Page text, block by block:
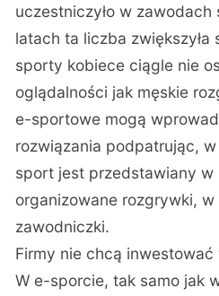
uczestniczyło w
latach ta liczba zwiększyła
sporty kobiece ciągle nie
oglądalności jak męskie
e-sportowe mogą
rozwiązania podpatrując,
sport jest przedstawiany w
organizowane rozgrywki,
zawodniczki.
Firmy nie chcą
W e-sporcie, tak samo jak